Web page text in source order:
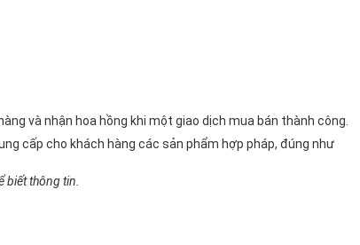
và nhận hoa hồng khi một giao dịch mua bán thành công.
cấp cho khách hàng các sản phẩm hợp pháp, đúng như
biết thông tin.